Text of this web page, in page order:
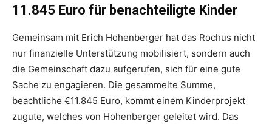
11.845 Euro für benachteiligte Kinder
Gemeinsam mit Erich Hohenberger hat das Rochus nicht
nur finanzielle Unterstützung mobilisiert, sondern auch
die Gemeinschaft dazu aufgerufen, sich für eine gute
Sache zu engagieren. Die gesammelte Summe,
beachtliche €11.845 Euro, kommt einem Kinderprojekt
zugute, welches von Hohenberger geleitet wird. Das